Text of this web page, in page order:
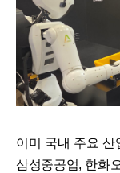
이미 국내 주요 산
삼성중공업, 한화